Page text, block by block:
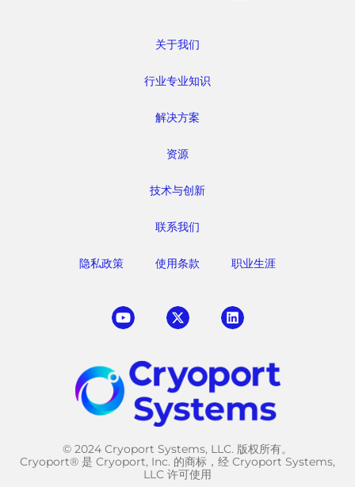
关于我们
行业专业知识
解决方案
资源
技术与创新
联系我们
隐私政策 使用条款 职业生涯
© 2024 Cryoport Systems, LLC. 版权所有。
Cryoport® 是 Cryoport, Inc. 的商标，经 Cryoport Systems,
LLC 许可使用